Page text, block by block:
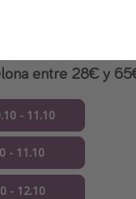
entre 28€ y
- 11.10
- 11.10
- 12.10